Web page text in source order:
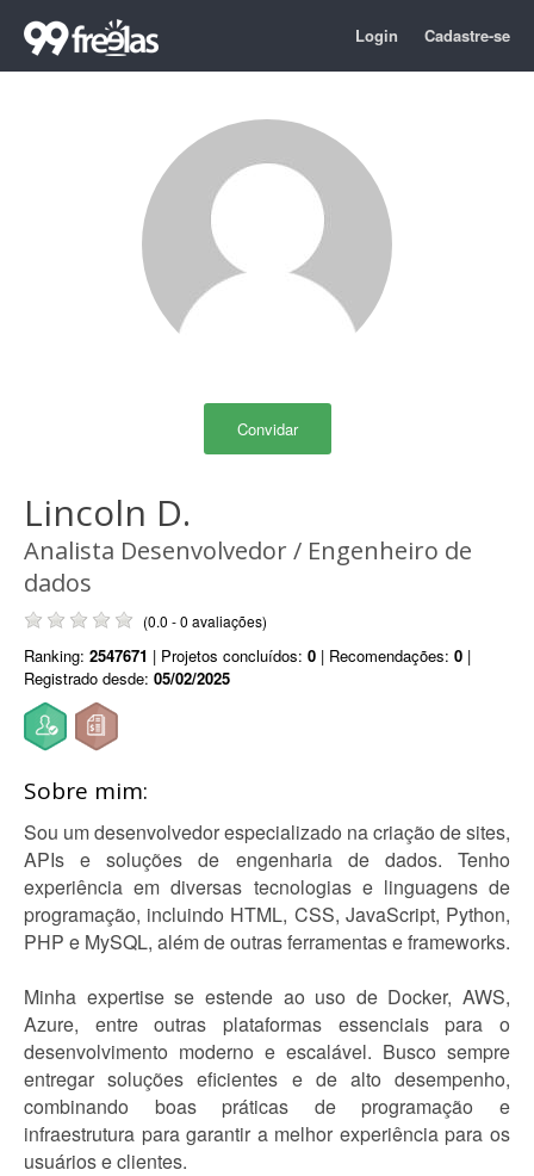
Login Cadastre-se
Convidar
Lincoln D.
Analista Desenvolvedor / Engenheiro de
dados
(0.0 - 0 avaliações)
Ranking: 2547671 | Projetos concluídos: 0 | Recomendações: 0 |
Registrado desde: 05/02/2025
Sobre mim:
Sou um desenvolvedor especializado na criação de sites,
APIs e soluções de engenharia de dados. Tenho
experiência em diversas tecnologias e linguagens de
programação, incluindo HTML, CSS, JavaScript, Python,
PHP e MySQL, além de outras ferramentas e frameworks.
Minha expertise se estende ao uso de Docker, AWS,
Azure, entre outras plataformas essenciais para o
desenvolvimento moderno e escalável. Busco sempre
entregar soluções eficientes e de alto desempenho,
combinando boas práticas de programação e
infraestrutura para garantir a melhor experiência para os
usuários e clientes.